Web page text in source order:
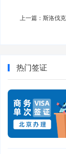
上一篇：斯洛伐
热门签证